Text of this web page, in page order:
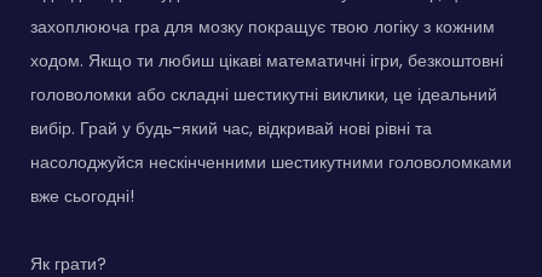
захоплююча гра для мозку покращує твою логіку з кожним
ходом. Якщо ти любиш цікаві математичні ігри, безкоштовні
головоломки або складні шестикутні виклики, це ідеальний
вибір. Грай у будь-який час, відкривай нові рівні та
насолоджуйся нескінченними шестикутними головоломками
вже сьогодні!
Як грати?